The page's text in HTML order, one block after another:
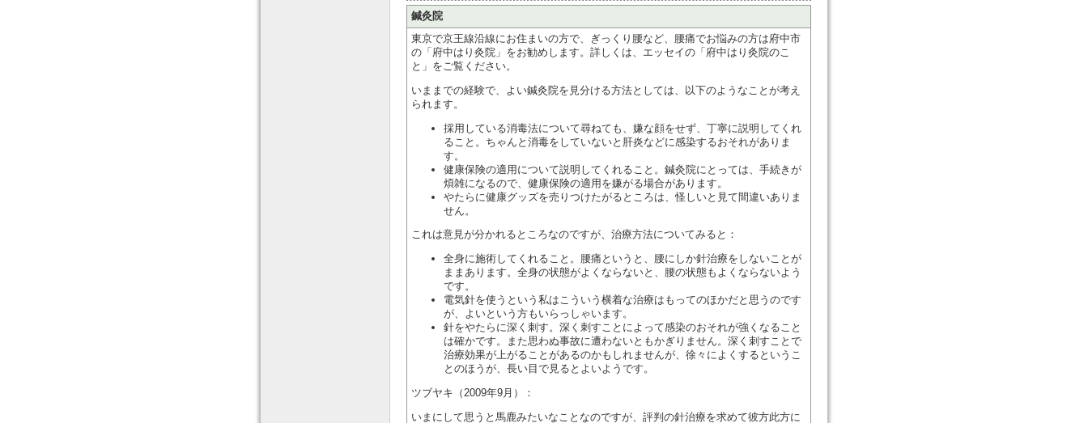
鍼灸院
東京で京王線沿線にお住まいの方で、ぎっくり腰など、腰痛でお悩みの方は府中市
の「府中はり灸院」をお勧めします。詳しくは、エッセイの「府中はり灸院のこ
と」をご覧ください。
いままでの経験で、よい鍼灸院を見分ける方法としては、以下のようなことが考え
られます。
採用している消毒法について尋ねても、嫌な顔をせず、丁寧に説明してくれ
ること。ちゃんと消毒をしていないと肝炎などに感染するおそれがありま
す。
健康保険の適用について説明してくれること。鍼灸院にとっては、手続きが
煩雑になるので、健康保険の適用を嫌がる場合があります。
やたらに健康グッズを売りつけたがるところは、怪しいと見て間違いありま
せん。
これは意見が分かれるところなのですが、治療方法についてみると：
全身に施術してくれること。腰痛というと、腰にしか針治療をしないことが
ままあります。全身の状態がよくならないと、腰の状態もよくならないよう
です。
電気針を使うという私はこういう横着な治療はもってのほかだと思うのです
が、よいという方もいらっしゃいます。
針をやたらに深く刺す。深く刺すことによって感染のおそれが強くなること
は確かです。また思わぬ事故に遭わないともかぎりません。深く刺すことで
治療効果が上がることがあるのかもしれませんが、徐々によくするというこ
とのほうが、長い目で見るとよいようです。
ツブヤキ（2009年9月）：
いまにして思うと馬鹿みたいなことなのですが、評判の針治療を求めて彼方此方に